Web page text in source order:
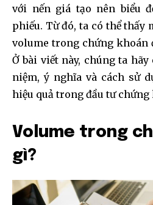
với nến giá tạo nên biểu
phiếu. Từ đó, ta có thể thấy
volume trong chứng khoán
Ở bài viết này, chúng ta
niệm, ý nghĩa và cách sử
hiệu quả trong đầu tư chứng
Volume trong
gì?